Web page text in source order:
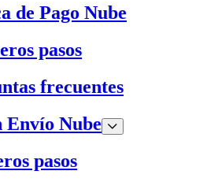
de Pago Nube
pasos
frecuentes
Envío Nube
pasos